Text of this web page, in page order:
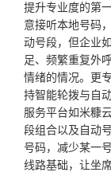
提升专业度的第
意接听本地号码
动号段，但企业
足、频繁重复外
情绪的情况。更
持智能轮拨与自
服务平台如米糠
段组合以及自动
号码，减少某一
线路基础，让坐